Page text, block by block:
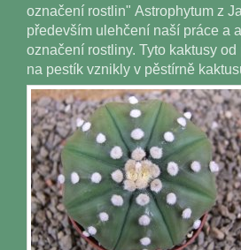
označení rostlin" Astrophytum z
především ulehčení naší práce a
označení rostliny. Tyto kaktusy
na pestík vznikly v pěstírně